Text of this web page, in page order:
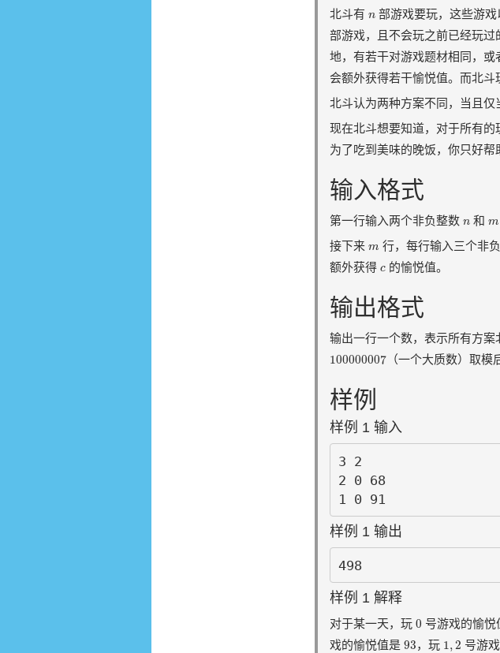
北斗有 n
n 部游戏要玩，这些游戏
部游戏，且不会玩之前已经玩
地，有若干对游戏题材相同，
会额外获得若干愉悦值。而北斗
北斗认为两种方案不同，当且仅
现在北斗想要知道，对于所有的
为了吃到美味的晚饭，你只好帮
输入格式
第一行输入两个非负整数 n
n 和 m
m
接下来 m
m 行，每行输入三个非
额外获得 c
c 的愉悦值。
输出格式
输出一行一个数，表示所有方
100000007
100000007 （一个大质数）取模
样例
样例 1 输入
3 2
2 0 68
样例 1 输出
样例 1 解释
对于某一天，玩 0
0 号游戏的愉悦
戏的愉悦值是 93
93，玩 1,2
1 2 号游